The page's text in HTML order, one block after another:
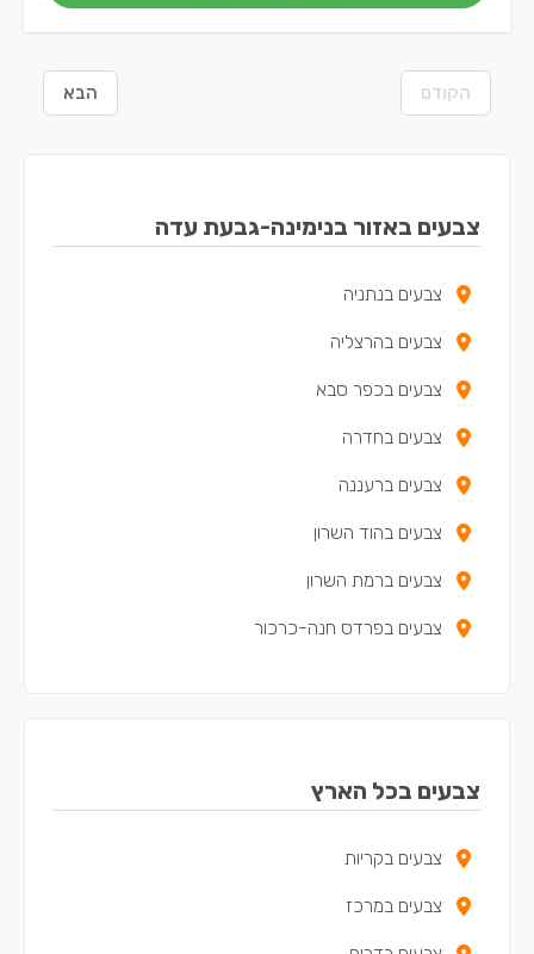
הקודם הבא
צבעים באזור בנימינה-גבעת עדה
צבעים בנתניה
צבעים בהרצליה
צבעים בכפר סבא
צבעים בחדרה
צבעים ברעננה
צבעים בהוד השרון
צבעים ברמת השרון
צבעים בפרדס חנה-כרכור
צבעים בזכרון יעקב
צבעים באריאל
צבעים בקדימה-צורן
צבעים באור עקיבא
צבעים בכל הארץ
צבעים בקריות
צבעים במרכז